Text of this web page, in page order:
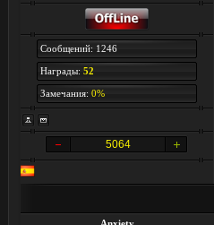
Сообщений: 1246
Награды: 52
Замечания: 0%
5064